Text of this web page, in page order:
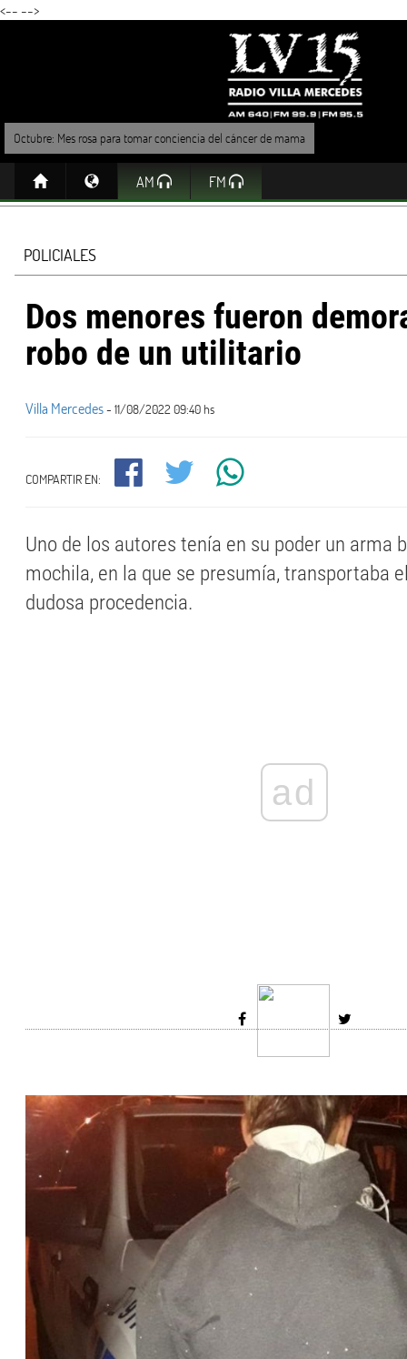
<-- -->
Octubre: Mes rosa para tomar conciencia del cáncer de mama
AM FM
POLICIALES
Dos menores fueron
robo de un utilitario
Villa Mercedes- 11/08/2022 09:40 hs
COMPARTIR EN:
Uno de los autores tenía en su poder un arma
mochila, en la que se presumía, transportaba
dudosa procedencia.
ad